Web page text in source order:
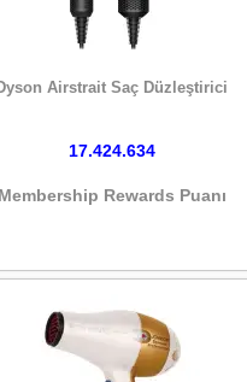
Airstrait Saç Düzleştirici
17.424.634
Membership Rewards Puanı